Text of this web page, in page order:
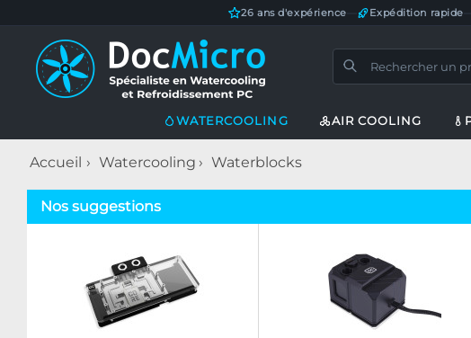
26 ans d'expérience Expédition rapide
WATERCOOLING AIR COOLING
Accueil Watercooling Waterblocks
Nos suggestions